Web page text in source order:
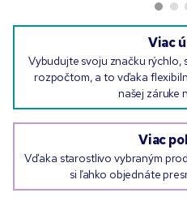
Viac
Vybudujte svoju značku rýchlo,
rozpočtom, a to vďaka
našej záruke
Viac
Vďaka starostlivo vybraným
si ľahko objednáte